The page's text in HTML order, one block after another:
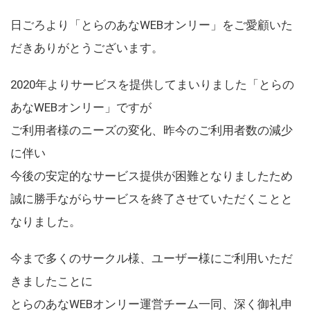
日ごろより「とらのあなWEBオンリー」をご愛顧いた
だきありがとうございます。
2020年よりサービスを提供してまいりました「とらの
あなWEBオンリー」ですが
ご利用者様のニーズの変化、昨今のご利用者数の減少
に伴い
今後の安定的なサービス提供が困難となりましたため
誠に勝手ながらサービスを終了させていただくことと
なりました。
今まで多くのサークル様、ユーザー様にご利用いただ
きましたことに
とらのあなWEBオンリー運営チーム一同、深く御礼申